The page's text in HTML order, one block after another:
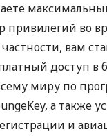
привилегий во
вам
доступ в
миру по
а также
и